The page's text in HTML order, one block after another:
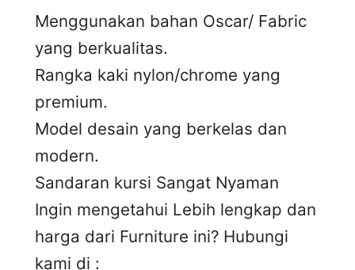
Menggunakan bahan Oscar/ Fabric
yang berkualitas.
Rangka kaki nylon/chrome yang
premium.
Model desain yang berkelas dan
modern.
Sandaran kursi Sangat Nyaman
Ingin mengetahui Lebih lengkap dan
harga dari Furniture ini? Hubungi
kami di :